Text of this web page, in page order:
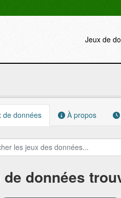
Jeux de
données À propos
de données